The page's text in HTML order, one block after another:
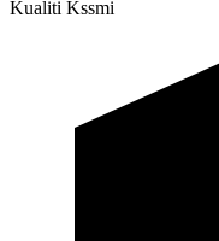
Kualiti Kssmi